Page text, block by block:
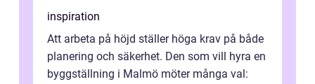
inspiration
Att arbeta på höjd ställer höga krav på både
planering och säkerhet. Den som vill hyra en
byggställning i Malmö möter många val: